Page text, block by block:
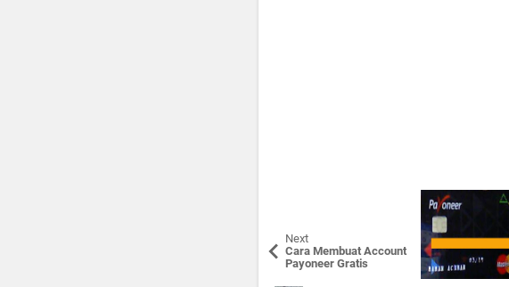
Next
Cara Membuat Account
Payoneer Gratis